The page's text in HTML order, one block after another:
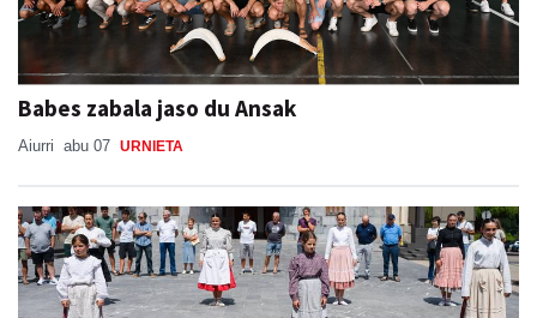
Babes zabala jaso du Ansak
Aiurri abu 07 URNIETA